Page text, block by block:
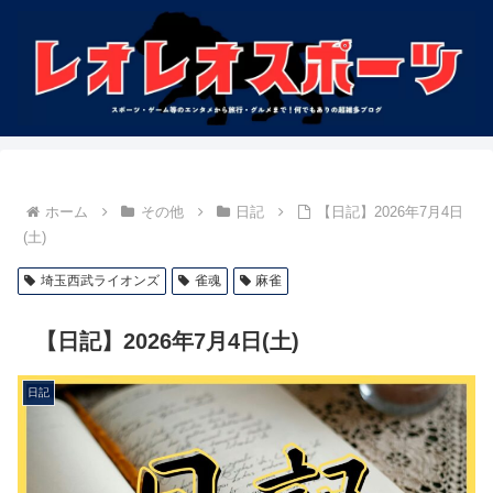
ホーム その他 日記
【日記】2026年7月4日
(土)
埼玉西武ライオンズ 雀魂 麻雀
【日記】2026年7月4日(土)
日記